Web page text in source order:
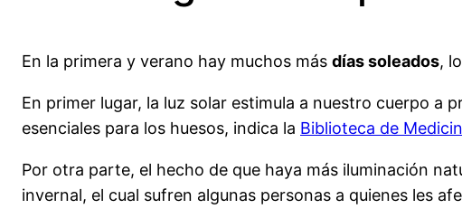
En la primera y verano hay muchos más días soleados,
En primer lugar, la luz solar estimula a nuestro cuerpo a
esenciales para los huesos, indica la Biblioteca de
Por otra parte, el hecho de que haya más iluminación
invernal, el cual sufren algunas personas a quienes les